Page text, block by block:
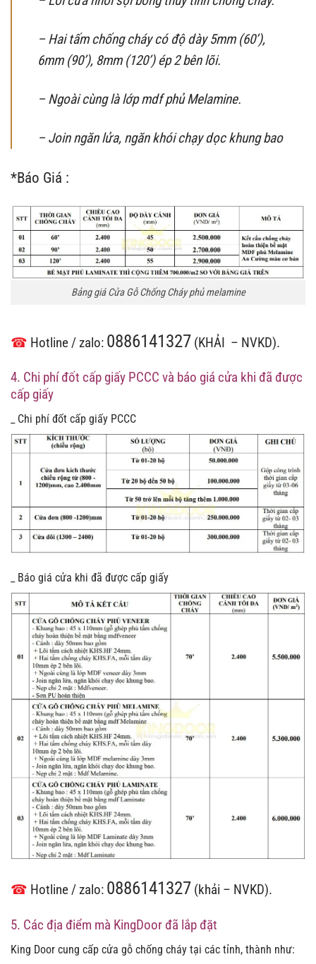
– Hai tấm chống cháy có độ dày 5mm (60’),
6mm (90’), 8mm (120’) ép 2 bên lõi.
– Ngoài cùng là lớp mdf phủ Melamine.
– Join ngăn lửa, ngăn khói chạy dọc khung bao
*Báo Giá :
Bảng giá Cửa Gỗ Chống Cháy phủ melamine
☎ Hotline / zalo: 0886141327 (KHẢI – NVKD).
4. Chi phí đốt cấp giấy PCCC và báo giá cửa khi đã được
cấp giấy
_ Chi phí đốt cấp giấy PCCC
_ Báo giá cửa khi đã được cấp giấy
☎ Hotline / zalo: 0886141327 (khải – NVKD).
5. Các địa điểm mà KingDoor đã lắp đặt
King Door cung cấp cửa gỗ chống cháy tại các tỉnh, thành như: